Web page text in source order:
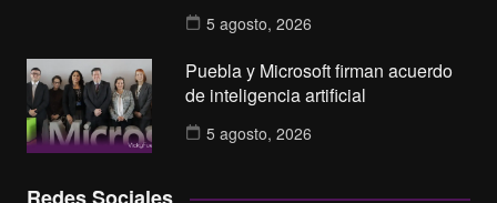
5 agosto, 2026
Puebla y Microsoft firman acuerdo
de inteligencia artificial
5 agosto, 2026